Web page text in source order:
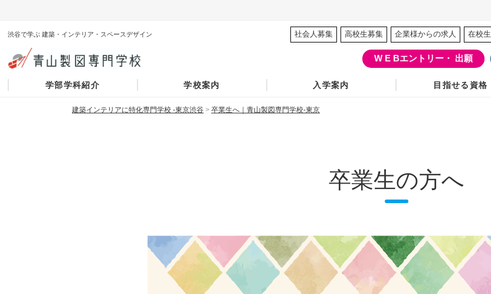
渋谷で学ぶ 建築・インテリア・スペースデザイン
W E Bエントリー・ 出願
社会人募集 高校生募集 企業様からの求人 在校生
学部学科紹介 学校案内 入学案内 目指せる資格
建築インテリアに特化専門学校 -東京渋谷 > 卒業生へ｜青山製図専門学校-東京
卒業生の方へ